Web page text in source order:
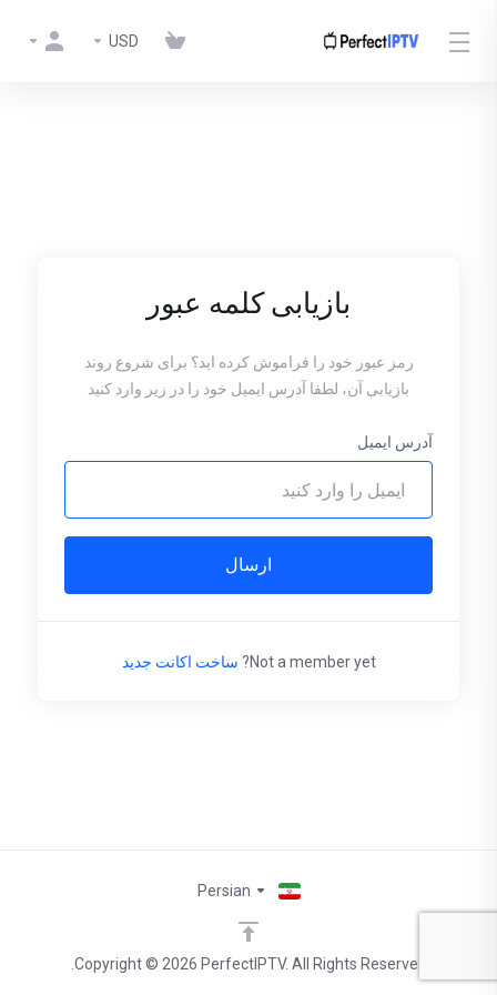
USD
بازیابی کلمه عبور
رمز عبور خود را فراموش کرده اید؟ برای شروع روند
بازیابی آن، لطفا آدرس ایمیل خود را در زیر وارد کنید
آدرس ایمیل
ارسال
Not a member yet? ساخت اکانت جدید
Copyright © 2026 PerfectIPTV. All Rights Reserved.
Persian